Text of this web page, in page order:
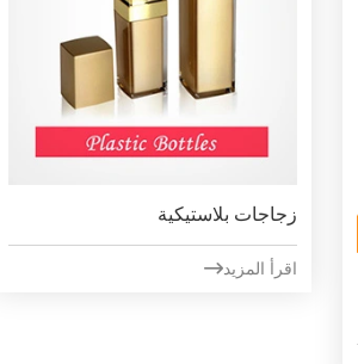
زجاجات بلاستيكية
اقرأ المزيد